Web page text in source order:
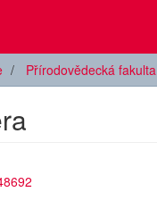
Přírodovědecká fakulta